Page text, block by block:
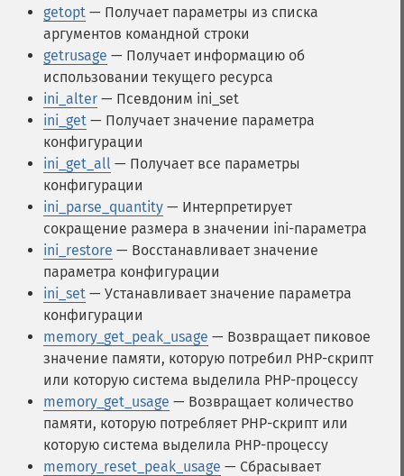
getopt — Получает параметры из списка
аргументов командной строки
getrusage — Получает информацию об
использовании текущего ресурса
ini_alter — Псевдоним ini_set
ini_get — Получает значение параметра
конфигурации
ini_get_all — Получает все параметры
конфигурации
ini_parse_quantity — Интерпретирует
сокращение размера в значении ini-параметра
ini_restore — Восстанавливает значение
параметра конфигурации
ini_set — Устанавливает значение параметра
конфигурации
memory_get_peak_usage — Возвращает пиковое
значение памяти, которую потребил PHP-скрипт
или которую система выделила PHP-процессу
memory_get_usage — Возвращает количество
памяти, которую потребляет PHP-скрипт или
которую система выделила PHP-процессу
memory_reset_peak_usage — Сбрасывает